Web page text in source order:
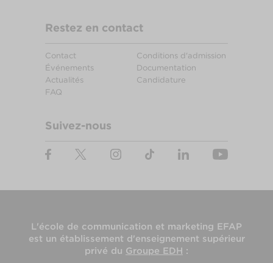
Restez en contact
Contact
Événements
Actualités
FAQ
Conditions d'admission
Documentation
Candidature
Suivez-nous
L'école de communication et marketing EFAP
est un établissement d'enseignement supérieur
privé du Groupe EDH :